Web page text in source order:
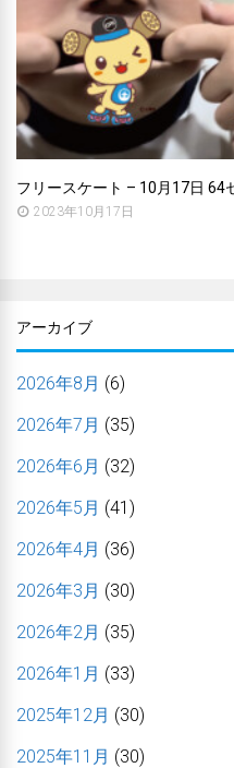
フリースケート – 10月17日 64
2023年10月17日
アーカイブ
2026年8月 (6)
2026年7月 (35)
2026年6月 (32)
2026年5月 (41)
2026年4月 (36)
2026年3月 (30)
2026年2月 (35)
2026年1月 (33)
2025年12月 (30)
2025年11月 (30)